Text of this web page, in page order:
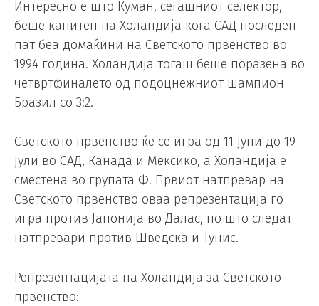
Интересно е што Куман, сегашниот селектор,
беше капитен на Холандија кога САД последен
пат беа домаќини на Светското првенство во
1994 година. Холандија тогаш беше поразена во
четвртфиналето од подоцнежниот шампион
Бразил со 3:2.
Светското првенство ќе се игра од 11 јуни до 19
јули во САД, Канада и Мексико, а Холандија е
сместена во групата Ф. Првиот натпревар на
Светското првенство оваа репрезентација го
игра против Јапонија во Далас, по што следат
натпревари против Шведска и Тунис.
Репрезентацијата на Холандија за Светското
првенство: